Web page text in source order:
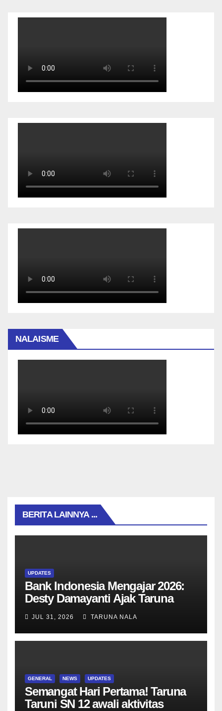
NALAISME
BERITA LAINNYA ...
UPDATES
Bank Indonesia Mengajar 2026:
Desty Damayanti Ajak Taruna
Menjadi Generasi Pemimpin
Berwawasan Global
JUL 31, 2026 TARUNA NALA
GENERAL NEWS UPDATES
Semangat Hari Pertama! Taruna
Taruni SN 12 awali aktivitas